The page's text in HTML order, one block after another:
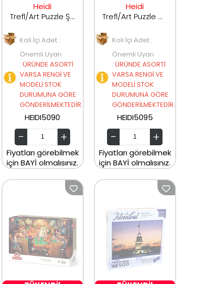
Heidi
Trefl/Art Puzzle Şemsiye Altındaki Aşk 500 Parça
Koli İçi Adet :
Önemli Uyarı
: ÜRÜNDE ASORTİ
VARSA RENGİ VE
MODELİ STOK
DURUMUNA GÖRE
GÖNDERİLMEKTEDİR.
HEIDI5090
Fiyatları görebilmek
için BAYİ olmalısınız.
Heidi
Trefl/Art Puzzle Gece Perisi 500 Parça
Koli İçi Adet :
Önemli Uyarı
: ÜRÜNDE ASORTİ
VARSA RENGİ VE
MODELİ STOK
DURUMUNA GÖRE
GÖNDERİLMEKTEDİR.
HEIDI5095
Fiyatları görebilmek
için BAYİ olmalısınız.